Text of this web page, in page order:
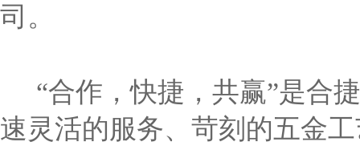
司。
“合作，快捷，共赢”是合
速灵活的服务、苛刻的五金